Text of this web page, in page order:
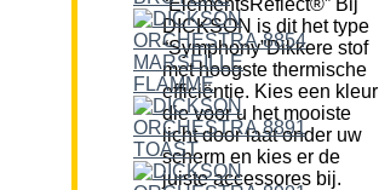
DICKSON is dit het type
“Symphony”Dikkere stof
met hoogste thermische
efficiëntie. Kies een kleur
die voor u het mooiste
licht door laat onder uw
scherm en kies er de
juiste accessores bij.